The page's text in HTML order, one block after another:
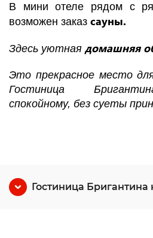
В мини отеле рядом с
возможен заказ сауны.
Здесь уютная домашняя
Это прекрасное место
Гостиница
спокойному, без суеты
Гостиница Бригантина